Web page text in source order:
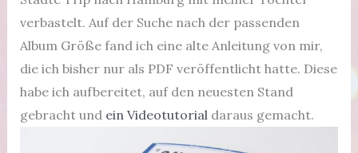
verbastelt. Auf der Suche nach der passenden
Album Größe fand ich eine alte Anleitung von mir,
die ich bisher nur als PDF veröffentlicht hatte. Diese
habe ich aufbereitet, auf den neuesten Stand
gebracht und ein Videotutorialdaraus gemacht.